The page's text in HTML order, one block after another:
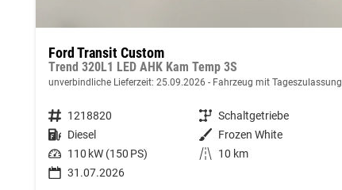
Ford Transit Custom
Trend 320L1 LED AHK Kam Temp 3S
unverbindliche Lieferzeit: 25.09.2026 Fahrzeug mit Tageszulassung
Fahrzeugnummer 1218820 Getriebe Schaltgetriebe
Kraftstoff Diesel Außenfarbe Frozen White
Leistung 110 kW (150 PS) Kilometerstand
10 km
31.07.2026